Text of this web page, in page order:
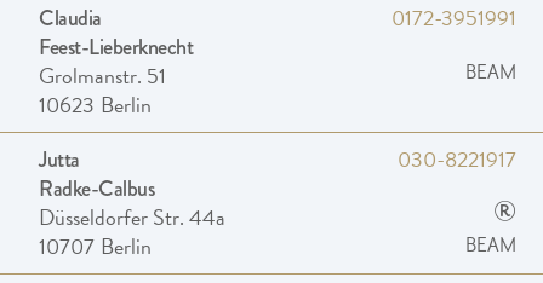
Claudia
Feest-Lieberknecht
Grolmanstr. 51
10623 Berlin
0172-3951991
BEAM
Jutta
Radke-Calbus
Düsseldorfer Str. 44a
10707 Berlin
030-8221917
®
BEAM